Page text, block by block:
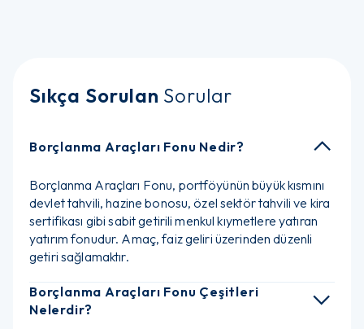
Sıkça Sorulan Sorular
Borçlanma Araçları Fonu Nedir?
Borçlanma Araçları Fonu, portföyünün büyük kısmını
devlet tahvili, hazine bonosu, özel sektör tahvili ve kira
sertifikası gibi sabit getirili menkul kıymetlere yatıran
yatırım fonudur. Amaç, faiz geliri üzerinden düzenli
getiri sağlamaktır.
Borçlanma Araçları Fonu Çeşitleri
Nelerdir?